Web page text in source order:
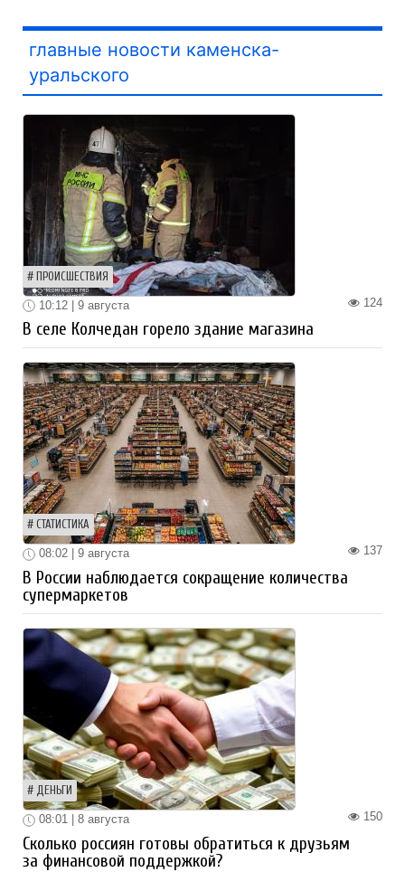
главные новости каменска-
уральского
ПРОИСШЕСТВИЯ
124
10:12 | 9 августа
В селе Колчедан горело здание магазина
СТАТИСТИКА
137
08:02 | 9 августа
В России наблюдается сокращение количества
супермаркетов
ДЕНЬГИ
150
08:01 | 8 августа
Сколько россиян готовы обратиться к друзьям
за финансовой поддержкой?